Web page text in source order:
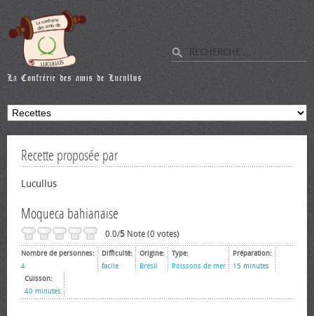
Recette proposée par
Lucullus
Moqueca bahianaise
0.0/5 Note (0 votes)
Nombre de personnes:
4
Difficulté:
facile
Origine:
Brésil
Type:
Poissons de mer
Préparation:
15 minutes
Cuisson:
40 minutes